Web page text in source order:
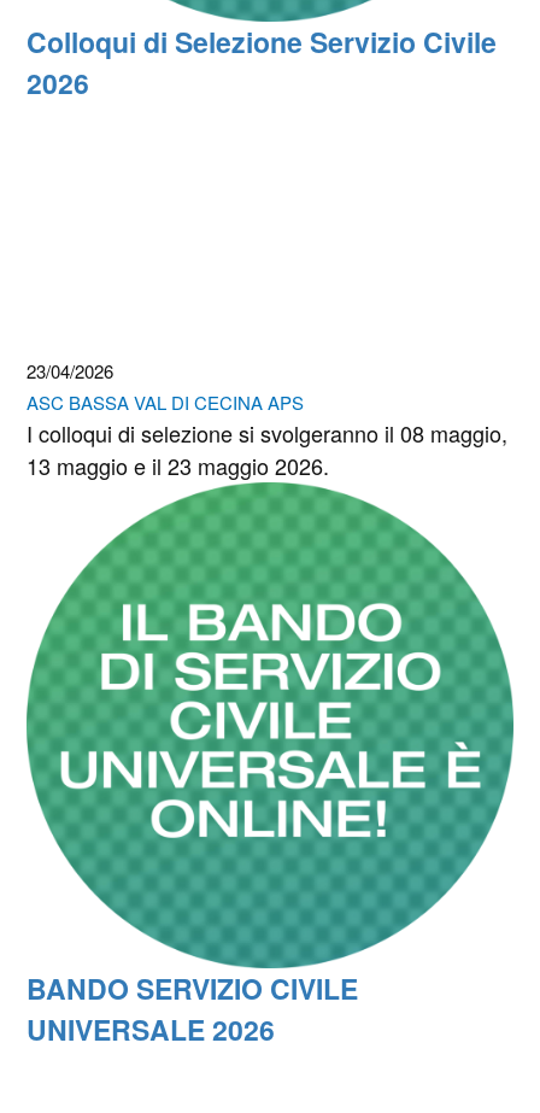
Colloqui di Selezione Servizio Civile
2026
23/04/2026
ASC BASSA VAL DI CECINA APS
I colloqui di selezione si svolgeranno il 08 maggio,
13 maggio e il 23 maggio 2026.
BANDO SERVIZIO CIVILE
UNIVERSALE 2026